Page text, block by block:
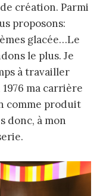
création. Parmi
proposons:
glacée…Le
le plus. Je
à travailler
ma carrière
comme produit
donc, à mon